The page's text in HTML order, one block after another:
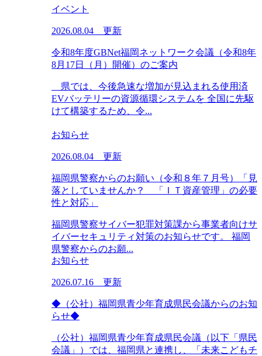
イベント
2026.08.04 更新
令和8年度GBNet福岡ネットワーク会議（令和8年
8月17日（月）開催）のご案内
県では、今後急速な増加が見込まれる使用済
EVバッテリーの資源循環システムを 全国に先駆
けて構築するため、令...
お知らせ
2026.08.04 更新
福岡県警察からのお願い（令和８年７月号）「見
落としていませんか？ 「ＩＴ資産管理」の必要
性と対応」
福岡県警察サイバー犯罪対策課から事業者向けサ
イバーセキュリティ対策のお知らせです。 福岡
県警察からのお願...
お知らせ
2026.07.16 更新
◆（公社）福岡県青少年育成県民会議からのお知
らせ◆
（公社）福岡県青少年育成県民会議（以下「県民
会議」）では、福岡県と連携し、「未来こどもチ